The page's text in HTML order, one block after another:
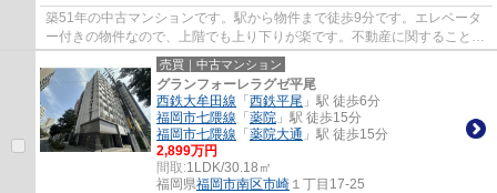
築51年の中古マンションです。駅から物件まで徒歩9分です。エレベータ
ー付きの物件なので、上階でも上り下りが楽です。不動産に関することで
お悩みを抱えているのであれば、地域に詳し...
売買｜中古マンション
グランフォーレラグゼ平尾
西鉄大牟田線 「 西鉄平尾 」駅 徒歩6分
福岡市七隈線 「 薬院 」駅 徒歩15分
福岡市七隈線 「 薬院大通 」駅 徒歩15分
2,899万円
間取:1LDK/30.18㎡
福岡県福岡市南区市崎 １丁目17-25